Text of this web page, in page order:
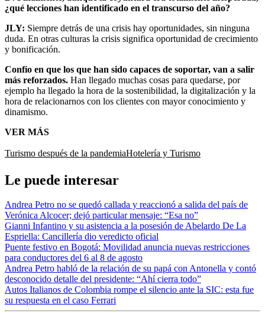
¿qué lecciones han identificado en el transcurso del año?
JLY: Siempre detrás de una crisis hay oportunidades, sin ninguna
duda. En otras culturas la crisis significa oportunidad de crecimiento
y bonificación.
Confío en que los que han sido capaces de soportar, van a salir
más reforzados. Han llegado muchas cosas para quedarse, por
ejemplo ha llegado la hora de la sostenibilidad, la digitalización y la
hora de relacionarnos con los clientes con mayor conocimiento y
dinamismo.
VER MÁS
Turismo después de la pandemiaHotelería y Turismo
Le puede interesar
Andrea Petro no se quedó callada y reaccionó a salida del país de
Verónica Alcocer; dejó particular mensaje: “Esa no”
Gianni Infantino y su asistencia a la posesión de Abelardo De La
Espriella: Cancillería dio veredicto oficial
Puente festivo en Bogotá: Movilidad anuncia nuevas restricciones
para conductores del 6 al 8 de agosto
Andrea Petro habló de la relación de su papá con Antonella y contó
desconocido detalle del presidente: “Ahí cierra todo”
Autos Italianos de Colombia rompe el silencio ante la SIC: esta fue
su respuesta en el caso Ferrari